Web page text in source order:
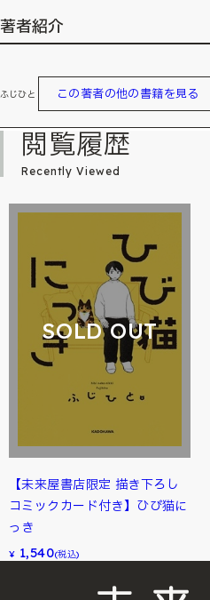
著者紹介
ふじひと この著者の他の書籍を見る
閲覧履歴
Recently Viewed
SOLD OUT
【未来屋書店限定 描き下ろし
コミックカード付き】ひび猫に
っき
¥ 1,540(税込)